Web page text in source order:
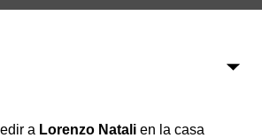
a Lorenzo Natali en la casa